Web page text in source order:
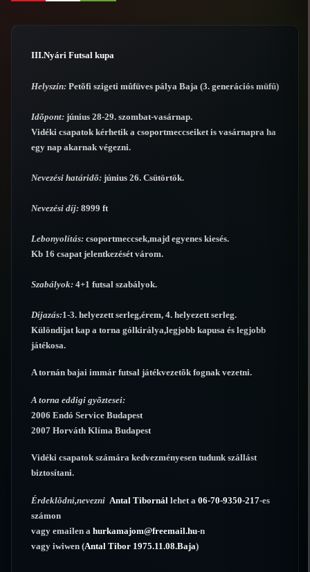
III.Nyári Futsal kupa
Helyszín: Petõfi szigeti mûfüves pálya Baja (3. generációs müfû)
Idõpont: június 28-29. szombat-vasárnap.
Vidéki csapatok kérhetik a csoportmeccseiket is vasárnapra ha
egy nap akarnak végezni.
Nevezési határidõ: június 26. Csütörtök.
Nevezési díj: 8999 ft
Lebonyolítás: csoportmeccsek,majd egyenes kiesés.
Kb 16 csapat jelentkezését várom.
Szabályok: 4+1 futsal szabályok.
Díjazás:1-3. helyezett serleg,érem, 4. helyezett serleg.
Különdíjat kap a torna gólkirálya,legjobb kapusa és legjobb
játékosa.
A tornán bajai immár futsal játékvezetõk fognak vezetni.
A torna eddigi gyõztesei:
2006 Endó Service Budapest
2007 Horváth Klíma Budapest
Vidéki csapatok számára kedvezményesen tudunk szállást
biztosítani.
Érdeklõdni,nevezni Antal Tibornál lehet a 06-70-9350-217-es
számon
vagy emailen a hurkamajom@freemail.hu-n
vagy iwiwen (Antal Tibor 1975.11.08.Baja)